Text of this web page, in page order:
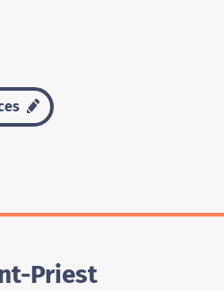
Priest